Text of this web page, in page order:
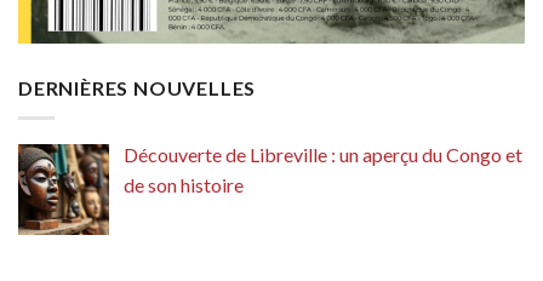
DERNIÈRES NOUVELLES
Découverte de Libreville : un aperçu du Congo et
de son histoire